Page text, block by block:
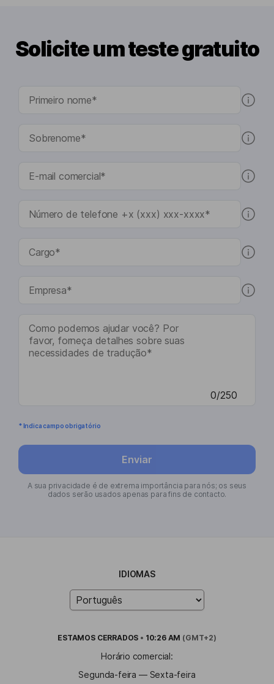
Solicite um teste gratuito
0/250
* Indica campo obrigatório
Enviar
A sua privacidade é de extrema importância para nós; os seus
dados serão usados apenas para fins de contacto.
IDIOMAS
ESTAMOS CERRADOS • 10:26 AM (GMT+2)
Horário comercial:
Segunda-feira — Sexta-feira